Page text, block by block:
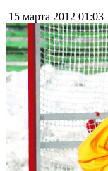
15 марта 2012 01:03